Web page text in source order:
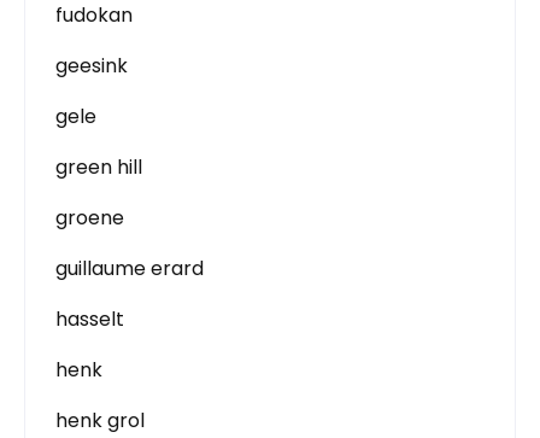
fudokan
geesink
gele
green hill
groene
guillaume erard
hasselt
henk
henk grol